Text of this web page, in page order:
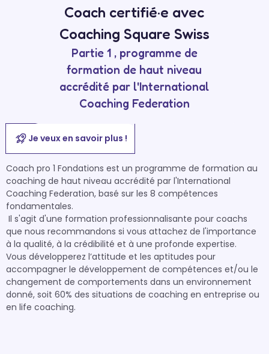
Coach certifié·e avec
Coaching Square Swiss
Partie 1 , programme de
formation de haut niveau
accrédité par l'International
Coaching Federation
Je veux en savoir plus !
Coach pro 1 Fondations est un programme de formation au
coaching de haut niveau accrédité par l'International
Coaching Federation, basé sur les 8 compétences
fondamentales.
que nous recommandons si vous attachez de l'importance
à la qualité, à la crédibilité et à une profonde expertise.
Vous développerez l’attitude et les aptitudes pour
accompagner le développement de compétences et/ou le
changement de comportements dans un environnement
donné, soit 60% des situations de coaching en entreprise ou
en life coaching.